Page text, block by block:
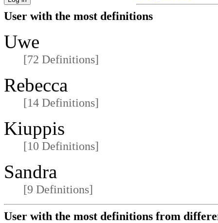
User with the most definitions
Uwe
[72 Definitions]
Rebecca
[14 Definitions]
Kiuppis
[10 Definitions]
Sandra
[9 Definitions]
User with the most definitions from